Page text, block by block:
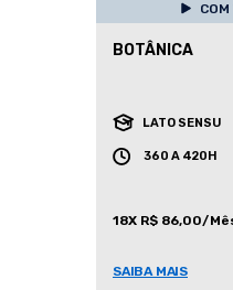
BOTÂNICA
LATO SENSU
360 A 420H
18X R$ 86,00/
SAIBA MAIS